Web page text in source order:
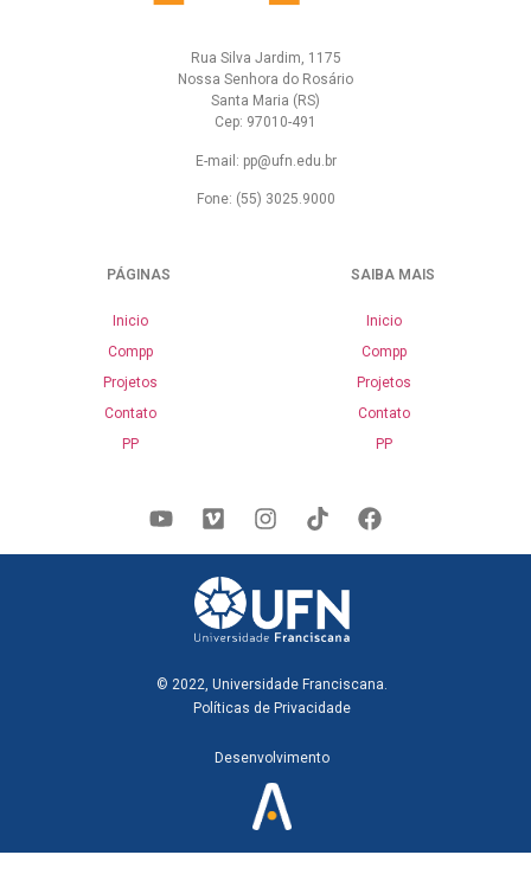
Rua Silva Jardim, 1175
Nossa Senhora do Rosário
Santa Maria (RS)
Cep: 97010-491
E-mail: pp@ufn.edu.br
Fone: (55) 3025.9000
PÁGINAS
Inicio
Compp
Projetos
Contato
PP
SAIBA MAIS
Inicio
Compp
Projetos
Contato
PP
© 2022, Universidade Franciscana.
Políticas de Privacidade
Desenvolvimento